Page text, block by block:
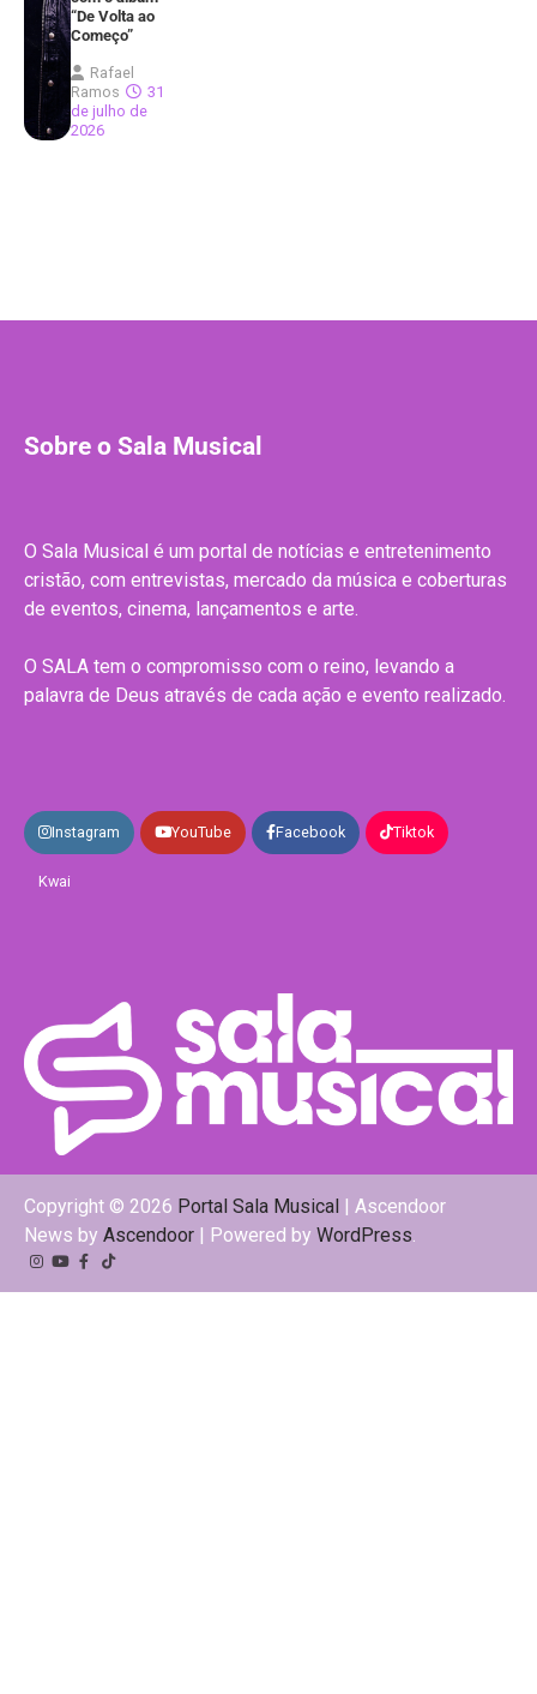
“De Volta ao
Começo”
Rafael
Ramos
31
de julho de
2026
Sobre o Sala Musical
O Sala Musical é um portal de notícias e entretenimento
cristão, com entrevistas, mercado da música e coberturas
de eventos, cinema, lançamentos e arte.
O SALA tem o compromisso com o reino, levando a
palavra de Deus através de cada ação e evento realizado.
Instagram YouTube Facebook Tiktok
Kwai
Copyright © 2026 Portal Sala Musical
| Ascendoor
News by Ascendoor | Powered by WordPress.
Instagram
YouTube
Facebook
Tiktok